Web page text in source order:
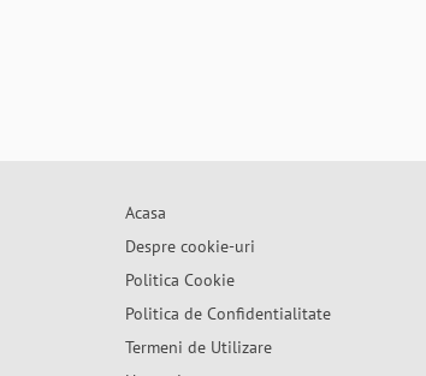
Acasa
Despre cookie-uri
Politica Cookie
Politica de Confidentialitate
Termeni de Utilizare